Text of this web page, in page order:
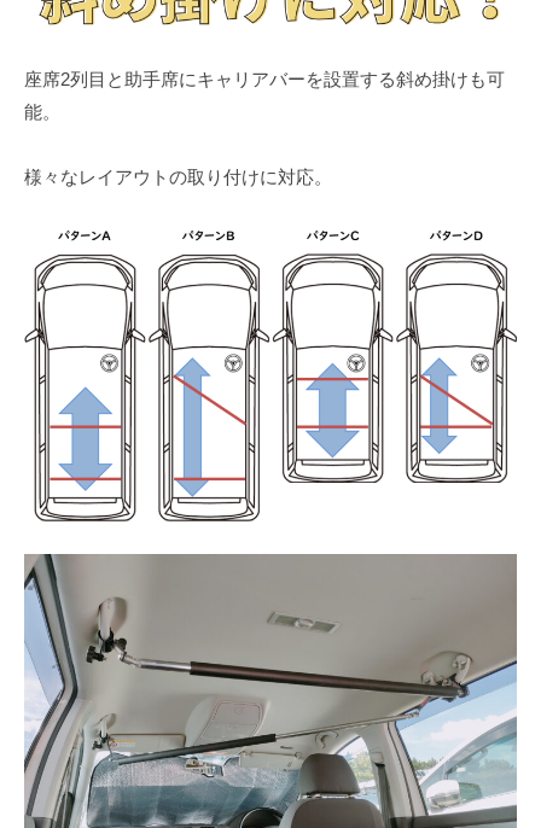
座席2列目と助手席にキャリアバーを設置する斜め掛けも可
能。
様々なレイアウトの取り付けに対応。